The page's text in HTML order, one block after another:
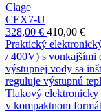
Clage
CEX7-U
328,00 € 410,00 €
Praktický
/ 400V) s vonkajšími
výstupnej vody sa
reguluje výstupnú
Tlakový elektronicky
v kompaktnom